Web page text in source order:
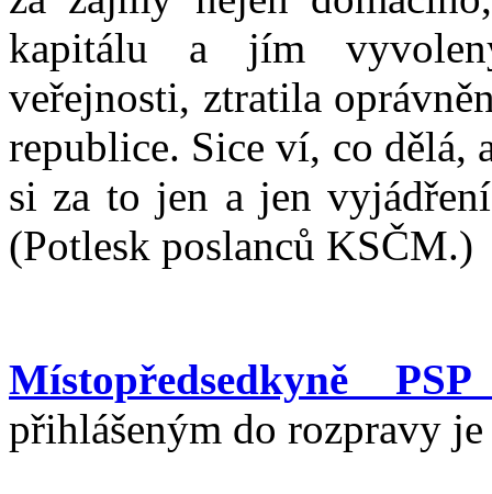
kapitálu a jím
veřejnosti, ztratila
republice. Sice ví, co dělá,
si za to jen a jen
(Potlesk poslanců KSČM.)
Místopředsedkyně
přihlášeným do rozpravy